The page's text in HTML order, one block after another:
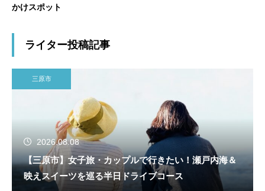
かけスポット
ライター投稿記事
三原市
2026.08.08
【三原市】女子旅・カップルで行きたい！瀬戸内海＆
映えスイーツを巡る半日ドライブコース